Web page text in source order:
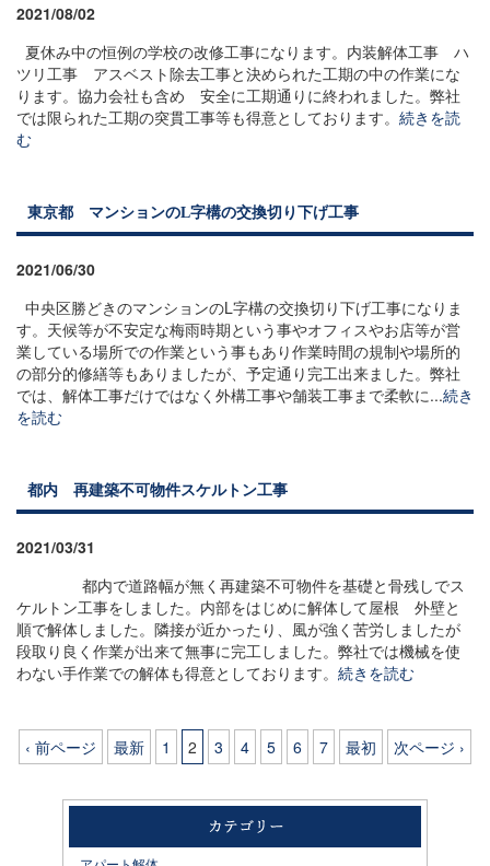
2021/08/02
夏休み中の恒例の学校の改修工事になります。内装解体工事 ハ
ツリ工事 アスベスト除去工事と決められた工期の中の作業にな
ります。協力会社も含め 安全に工期通りに終われました。弊社
では限られた工期の突貫工事等も得意としております。 続きを読
む
東京都 マンションのL字構の交換切り下げ工事
2021/06/30
中央区勝どきのマンションのL字構の交換切り下げ工事になりま
す。天候等が不安定な梅雨時期という事やオフィスやお店等が営
業している場所での作業という事もあり作業時間の規制や場所的
の部分的修繕等もありましたが、予定通り完工出来ました。弊社
では、解体工事だけではなく外構工事や舗装工事まで柔軟に...続き
を読む
都内 再建築不可物件スケルトン工事
2021/03/31
都内で道路幅が無く再建築不可物件を基礎と骨残しでス
ケルトン工事をしました。内部をはじめに解体して屋根 外壁と
順で解体しました。隣接が近かったり、風が強く苦労しましたが
段取り良く作業が出来て無事に完工しました。弊社では機械を使
わない手作業での解体も得意としております。 続きを読む
‹ 前ページ 最新 1 2 3 4 5 6 7 最初 次ページ ›